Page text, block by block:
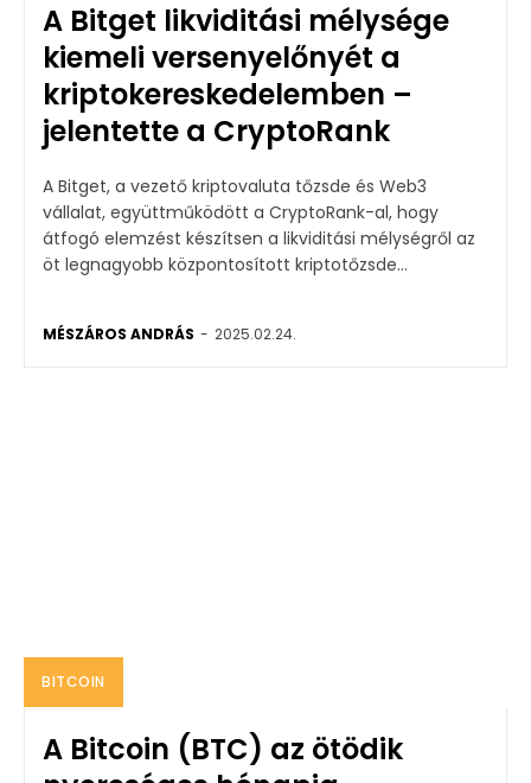
A Bitget likviditási mélysége
kiemeli versenyelőnyét a
kriptokereskedelemben –
jelentette a CryptoRank
A Bitget, a vezető kriptovaluta tőzsde és Web3
vállalat, együttműködött a CryptoRank-al, hogy
átfogó elemzést készítsen a likviditási mélységről az
öt legnagyobb központosított kriptotőzsde...
MÉSZÁROS ANDRÁS - 2025.02.24.
BITCOIN
A Bitcoin (BTC) az ötödik